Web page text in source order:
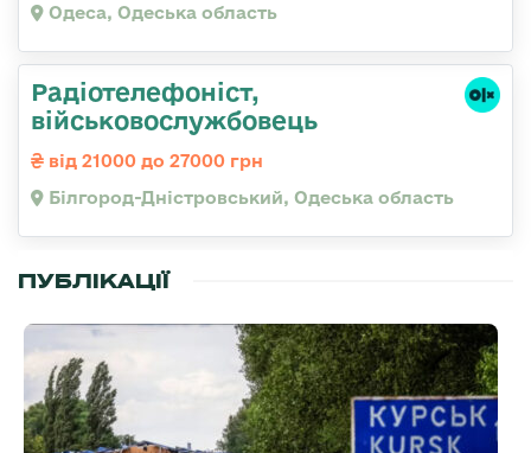
Одеса, Одеська область
Радіотелефоніст,
військовослужбовець
від 21000 до 27000 грн
Білгород-Дністровський, Одеська область
ПУБЛІКАЦІЇ